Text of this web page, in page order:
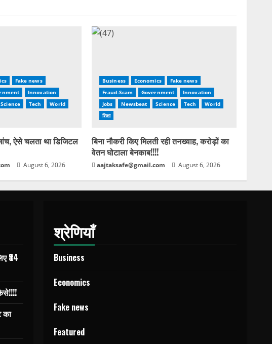
Fake news
Innovation
Science Tech
World
ऐसे चलता था डिजिटल
August 6, 2026
Business Economics
Fake news
Fraud-Scam
Government
Innovation
Jobs
Newsbeat Science Tech
World
शिक्षा
बिना नौकरी किए मिलती रही तनख्वाह, करोड़ों का
वेतन घोटाला बेनकाब!!!!
aajtaksafe@gmail.com August 6, 2026
₹34
का
श्रेणियाँ
Business
Economics
Fake news
Featured